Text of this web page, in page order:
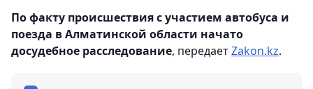
По факту происшествия с участием автобуса и
поезда в Алматинской области начато
досудебное расследование, передаетZakon.kz.